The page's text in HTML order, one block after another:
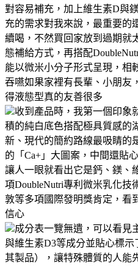
對容易補充，加上維生素D與
充的需求對我來說，最重要的
續喝，不然買回家放到過期就
態補給方式，再搭配
能以微米小分子形式呈現，相
吞嚥如果家裡有長輩、小朋友
得液態型真的友善很多
收到產品時，我第一個印象
積的純白底色搭配極具質感的
新、現代的簡約路線最吸睛的
的「Ca+」大圖案，中間還貼
讓人一眼就看出它是鈣、鎂、
項DoubleNutri專利微米乳化技
敦等多項國際發明獎肯定，看
信心
成分表一覽無遺，可以看見
與維生素D3等成分並貼心標
其製品），讓特殊體質的人能